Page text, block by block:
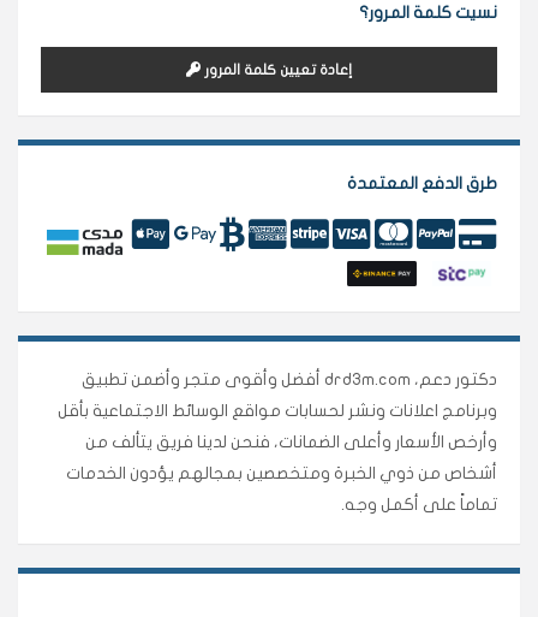
نسيت كلمة المرور؟
إعادة تعيين كلمة المرور
طرق الدفع المعتمدة
دكتور دعم، drd3m.com أفضل وأقوى متجر وأضمن تطبيق
وبرنامج اعلانات ونشر لحسابات مواقع الوسائط الاجتماعية بأقل
وأرخص الأسعار وأعلى الضمانات، فنحن لدينا فريق يتألف من
أشخاص من ذوي الخبرة ومتخصصين بمجالهم يؤدون الخدمات
تماماً على أكمل وجه.